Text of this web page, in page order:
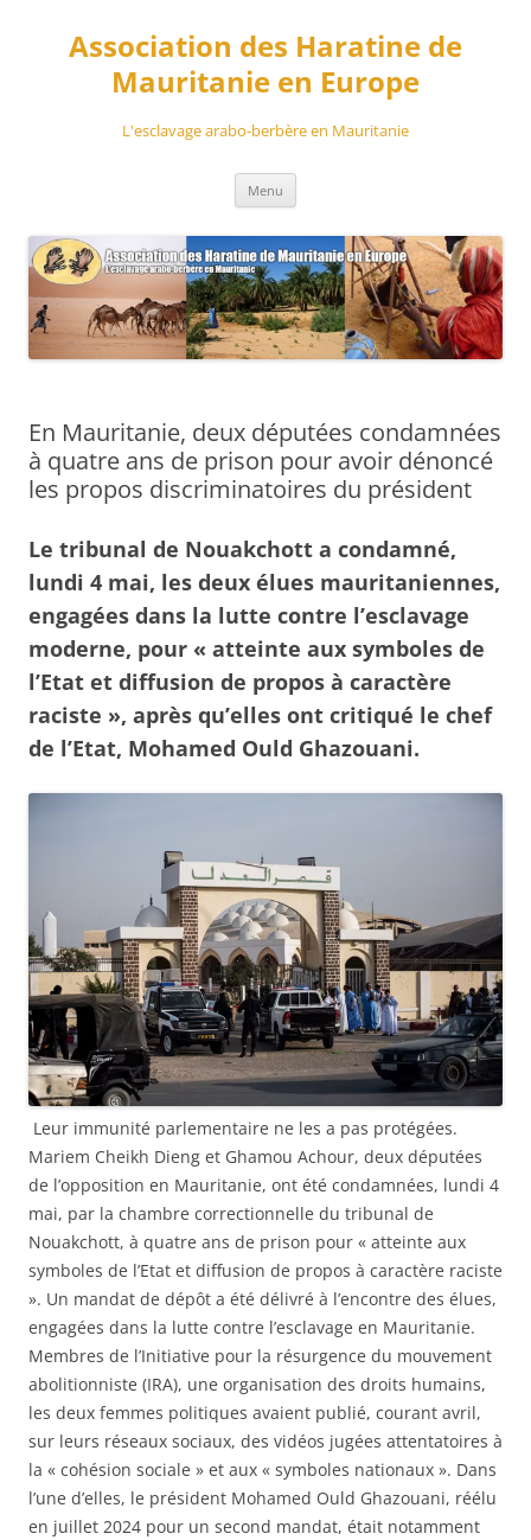
contenuAssociation des Haratine de
Mauritanie en Europe
L'esclavage arabo-berbère en Mauritanie
Menu
En Mauritanie, deux députées condamnées
à quatre ans de prison pour avoir dénoncé
les propos discriminatoires du président
Le tribunal de Nouakchott a condamné,
lundi 4 mai, les deux élues mauritaniennes,
engagées dans la lutte contre l’esclavage
moderne, pour « atteinte aux symboles de
l’Etat et diffusion de propos à caractère
raciste », après qu’elles ont critiqué le chef
de l’Etat, Mohamed Ould Ghazouani.
Leur immunité parlementaire ne les a pas protégées.
Mariem Cheikh Dieng et Ghamou Achour, deux députées
de l’opposition en Mauritanie, ont été condamnées, lundi 4
mai, par la chambre correctionnelle du tribunal de
Nouakchott, à quatre ans de prison pour « atteinte aux
symboles de l’Etat et diffusion de propos à caractère raciste
». Un mandat de dépôt a été délivré à l’encontre des élues,
engagées dans la lutte contre l’esclavage en Mauritanie.
Membres de l’Initiative pour la résurgence du mouvement
abolitionniste (IRA), une organisation des droits humains,
les deux femmes politiques avaient publié, courant avril,
sur leurs réseaux sociaux, des vidéos jugées attentatoires à
la « cohésion sociale » et aux « symboles nationaux ». Dans
l’une d’elles, le président Mohamed Ould Ghazouani, réélu
en juillet 2024 pour un second mandat, était notamment